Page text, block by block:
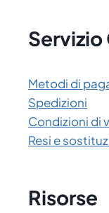
Metodi di
Spedizioni
Condizioni di
Resi e
Risorse